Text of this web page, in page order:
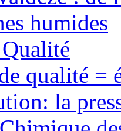
humides
qualité =
la